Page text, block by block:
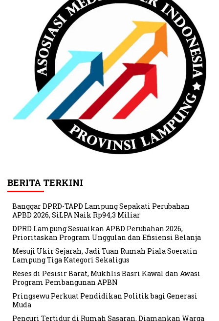
BERITA TERKINI
Banggar DPRD-TAPD Lampung Sepakati Perubahan
APBD 2026, SiLPA Naik Rp94,3 Miliar
DPRD Lampung Sesuaikan APBD Perubahan 2026,
Prioritaskan Program Unggulan dan Efisiensi Belanja
Mesuji Ukir Sejarah, Jadi Tuan Rumah Piala Soeratin
Lampung Tiga Kategori Sekaligus
Reses di Pesisir Barat, Mukhlis Basri Kawal dan Awasi
Program Pembangunan APBN
Pringsewu Perkuat Pendidikan Politik bagi Generasi
Muda
Pencuri Tertidur di Rumah Sasaran, Diamankan Warga